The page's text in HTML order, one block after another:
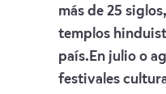
más de 25
templos
país.En julio o
festivales